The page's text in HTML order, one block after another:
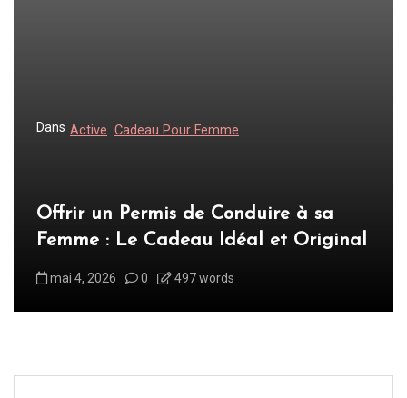
Dans Active Cadeau Pour Femme
Offrir un Permis de Conduire à sa
Femme : Le Cadeau Idéal et Original
mai 4, 2026 0 497 words